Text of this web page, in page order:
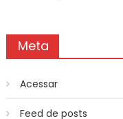
Meta
Acessar
Feed de posts